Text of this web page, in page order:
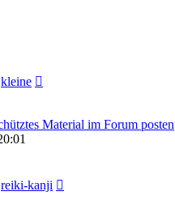
kleine
Material im Forum posten
reiki-kanji